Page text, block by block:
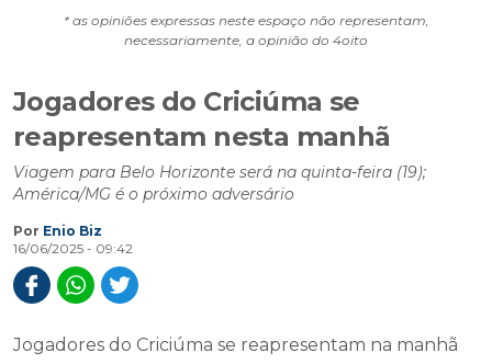
* as opiniões expressas neste espaço não representam,
necessariamente, a opinião do 4oito
Jogadores do Criciúma se
reapresentam nesta manhã
Viagem para Belo Horizonte será na quinta-feira (19);
América/MG é o próximo adversário
Por Enio Biz
16/06/2025 - 09:42
Jogadores do Criciúma se reapresentam na manhã